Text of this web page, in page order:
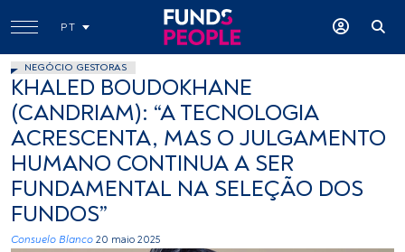
PT
NEGÓCIO GESTORAS
KHALED BOUDOKHANE
(CANDRIAM): “A TECNOLOGIA
ACRESCENTA, MAS O JULGAMENTO
HUMANO CONTINUA A SER
FUNDAMENTAL NA SELEÇÃO DOS
FUNDOS”
Consuelo Blanco 20 maio 2025